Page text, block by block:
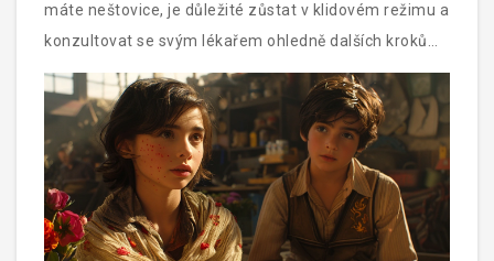
máte neštovice, je důležité zůstat v klidovém režimu a
konzultovat se svým lékařem ohledně dalších kroků
léčby.